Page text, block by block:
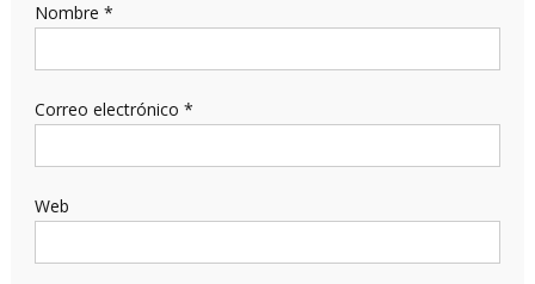
Nombre *
Correo electrónico *
Web